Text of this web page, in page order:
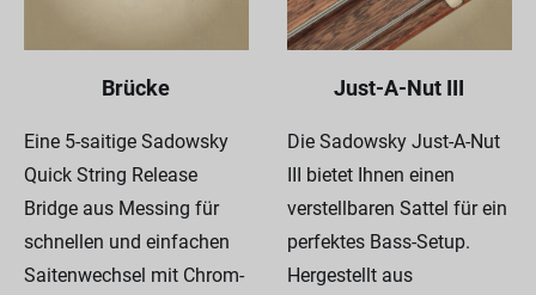
Brücke
Eine 5-saitige Sadowsky
Quick String Release
Bridge aus Messing für
schnellen und einfachen
Saitenwechsel mit Chrom-
Just-A-Nut III
Die Sadowsky Just-A-Nut
III bietet Ihnen einen
verstellbaren Sattel für ein
perfektes Bass-Setup.
Hergestellt aus